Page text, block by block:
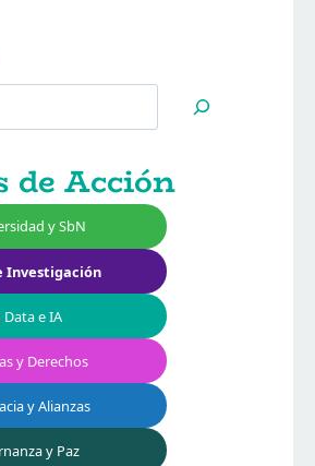
de Acción
y SbN
Investigación
Data e IA
y Derechos
y Alianzas
y Paz